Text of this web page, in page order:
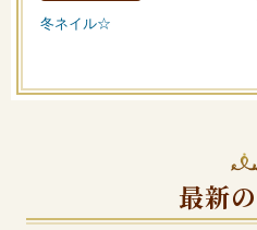
冬ネイル☆
最新